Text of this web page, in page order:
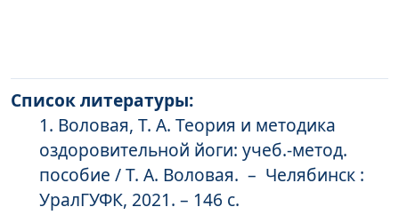
Список литературы:
Воловая, Т. А. Теория и методика
оздоровительной йоги: учеб.-метод.
пособие / Т. А. Воловая. – Челябинск :
УралГУФК, 2021. – 146 с.